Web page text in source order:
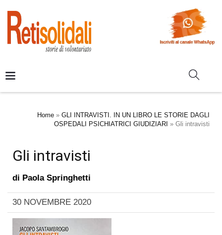
Home » GLI INTRAVISTI. IN UN LIBRO LE STORIE DAGLI
OSPEDALI PSICHIATRICI GIUDIZIARI » Gli intravisti
Gli intravisti
di Paola Springhetti
30 NOVEMBRE 2020